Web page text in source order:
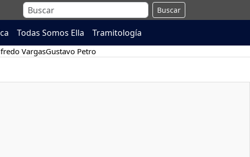
Buscar
Todas Somos Ella Tramitología
VargasGustavo Petro